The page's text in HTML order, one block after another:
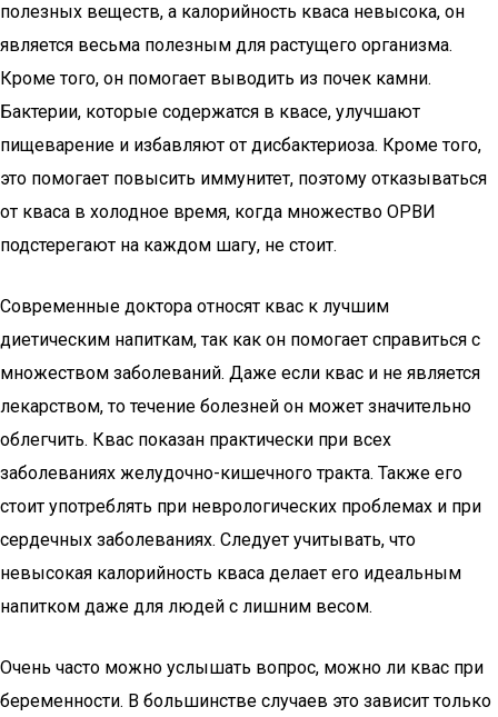
полезных веществ, а калорийность кваса невысока, он
является весьма полезным для растущего организма.
Кроме того, он помогает выводить из почек камни.
Бактерии, которые содержатся в квасе, улучшают
пищеварение и избавляют от дисбактериоза. Кроме того,
это помогает повысить иммунитет, поэтому отказываться
от кваса в холодное время, когда множество ОРВИ
подстерегают на каждом шагу, не стоит.
Современные доктора относят квас к лучшим
диетическим напиткам, так как он помогает справиться с
множеством заболеваний. Даже если квас и не является
лекарством, то течение болезней он может значительно
облегчить. Квас показан практически при всех
заболеваниях желудочно-кишечного тракта. Также его
стоит употреблять при неврологических проблемах и при
сердечных заболеваниях. Следует учитывать, что
невысокая калорийность кваса делает его идеальным
напитком даже для людей с лишним весом.
Очень часто можно услышать вопрос, можно ли квас при
беременности. В большинстве случаев это зависит только